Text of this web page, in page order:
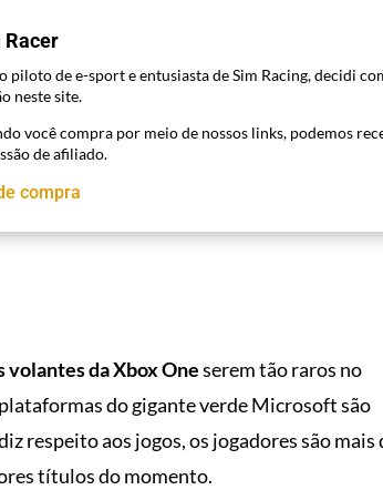
Racer
piloto de e-sport e entusiasta de Sim Racing, decidi
neste site.
você compra por meio de nossos links, podemos
de afiliado.
compra
volantes da Xbox Oneserem tão raros no
do gigante verde Microsoft são
respeito aos jogos, os jogadores são mais
títulos do momento.